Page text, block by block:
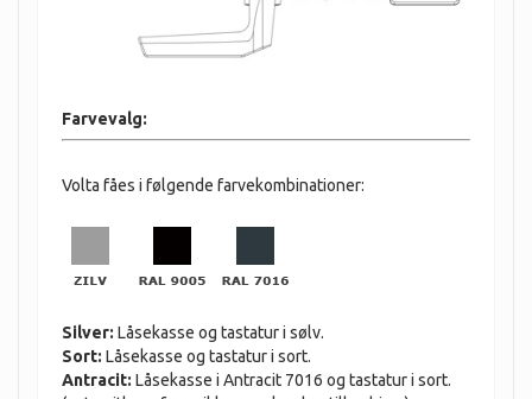
Farvevalg:
Volta fåes i følgende farvekombinationer:
Silver: Låsekasse og tastatur i sølv.
Sort: Låsekasse og tastatur i sort.
Antracit: Låsekasse i Antracit 7016 og tastatur i sort.